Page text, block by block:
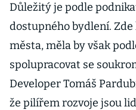
Důležitý je podle
dostupného bydlení.
města, měla by však
spolupracovat se
Developer Tomáš
že pilířem rozvoje jsou